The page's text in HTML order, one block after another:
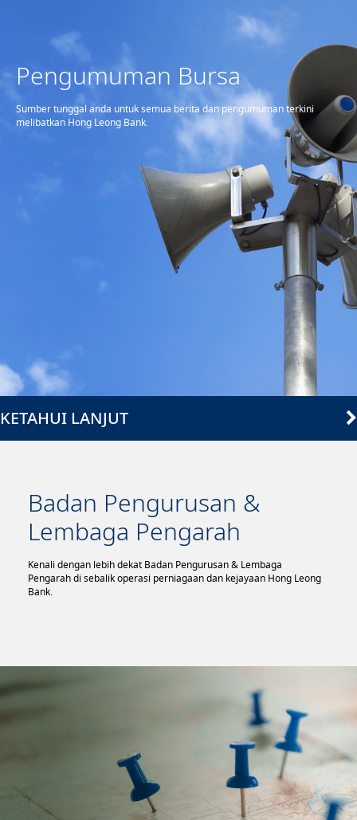
Pengumuman Bursa
Sumber tunggal anda untuk semua berita dan pengumuman terkini
melibatkan Hong Leong Bank.
KETAHUI LANJUT
Badan Pengurusan &
Lembaga Pengarah
Kenali dengan lebih dekat Badan Pengurusan & Lembaga
Pengarah di sebalik operasi perniagaan dan kejayaan Hong Leong
Bank.